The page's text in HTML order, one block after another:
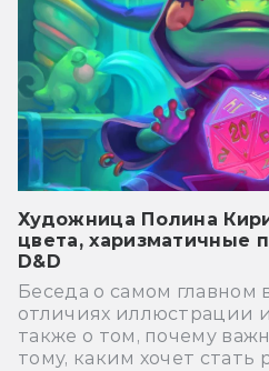
Художница Полина
цвета, харизматичные
D&D
Беседа о самом главном
отличиях иллюстрации
также о том, почему
тому, каким хочет стать